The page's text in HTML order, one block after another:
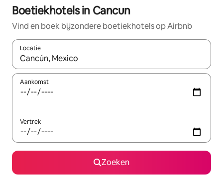
Boetiekhotels in Cancun
Vind en boek bijzondere boetiekhotels op Airbnb
Locatie
Wanneer er suggesties beschikbaar zijn, maak je een keuze
Aankomst
Vertrek
Zoeken